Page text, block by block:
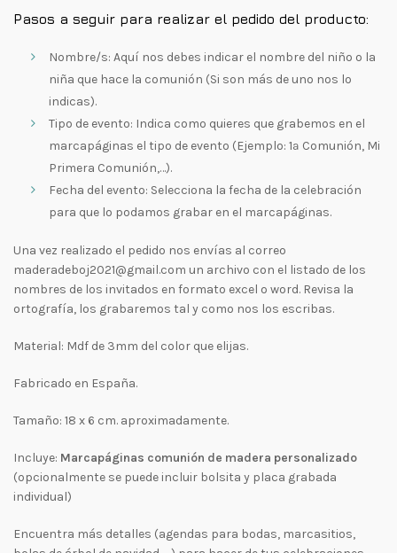
Pasos a seguir para realizar el pedido del producto:
Nombre/s: Aquí nos debes indicar el nombre del niño o la
niña que hace la comunión (Si son más de uno nos lo
indicas).
Tipo de evento: Indica como quieres que grabemos en el
marcapáginas el tipo de evento (Ejemplo: 1ª Comunión, Mi
Primera Comunión,…).
Fecha del evento: Selecciona la fecha de la celebración
para que lo podamos grabar en el marcapáginas.
Una vez realizado el pedido nos envías al correo
maderadeboj2021@gmail.com un archivo con el listado de los
nombres de los invitados en formato excel o word. Revisa la
ortografía, los grabaremos tal y como nos los escribas.
Material: Mdf de 3mm del color que elijas.
Fabricado en España.
Tamaño: 18 x 6 cm. aproximadamente.
Incluye: Marcapáginas comunión de madera personalizado
(opcionalmente se puede incluir bolsita y placa grabada
individual)
Encuentra más detalles (agendas para bodas, marcasitios,